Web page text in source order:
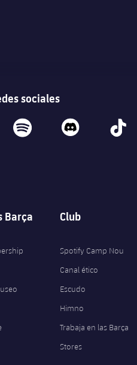
sociales
spotify discord tiktok
Barça Club
Spotify Camp Nou
Canal ético
Escudo
Himno
Trabaja en las Barça
Stores